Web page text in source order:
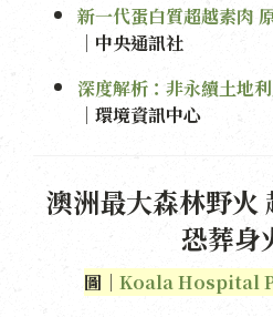
新一代蛋白質超越素肉
｜中央通訊社
深度解析：非永續土地
｜環境資訊中心
澳洲最大森林野火
恐葬身
圖｜ Koala Hospital